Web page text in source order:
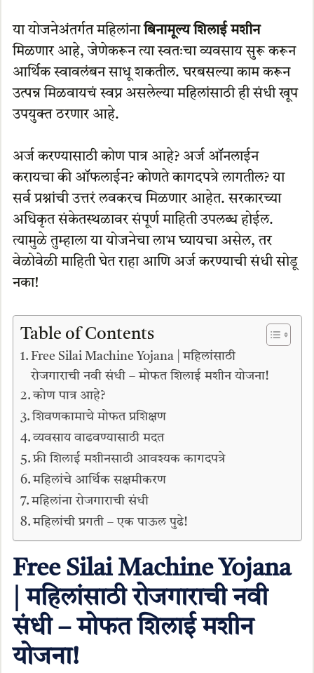
या योजनेअंतर्गत महिलांनाबिनामूल्य शिलाई मशीन
मिळणार आहे, जेणेकरून त्या स्वतःचा व्यवसाय सुरू करून
आर्थिक स्वावलंबन साधू शकतील. घरबसल्या काम करून
उत्पन्न मिळवायचं स्वप्न असलेल्या महिलांसाठी ही संधी खूप
उपयुक्त ठरणार आहे.
अर्ज करण्यासाठी कोण पात्र आहे? अर्ज ऑनलाईन
करायचा की ऑफलाईन? कोणते कागदपत्रे लागतील? या
सर्व प्रश्नांची उत्तरं लवकरच मिळणार आहेत. सरकारच्या
अधिकृत संकेतस्थळावर संपूर्ण माहिती उपलब्ध होईल.
त्यामुळे तुम्हाला या योजनेचा लाभ घ्यायचा असेल, तर
वेळोवेळी माहिती घेत राहा आणि अर्ज करण्याची संधी सोडू
नका!
Table of Contents
Free Silai Machine Yojana | महिलांसाठी
रोजगाराची नवी संधी – मोफत शिलाई मशीन योजना!
कोण पात्र आहे?
शिवणकामाचे मोफत प्रशिक्षण
व्यवसाय वाढवण्यासाठी मदत
फ्री शिलाई मशीनसाठी आवश्यक कागदपत्रे
महिलांचे आर्थिक सक्षमीकरण
महिलांना रोजगाराची संधी
महिलांची प्रगती – एक पाऊल पुढे!
Free Silai Machine Yojana
| महिलांसाठी रोजगाराची नवी
संधी – मोफत शिलाई मशीन
योजना!